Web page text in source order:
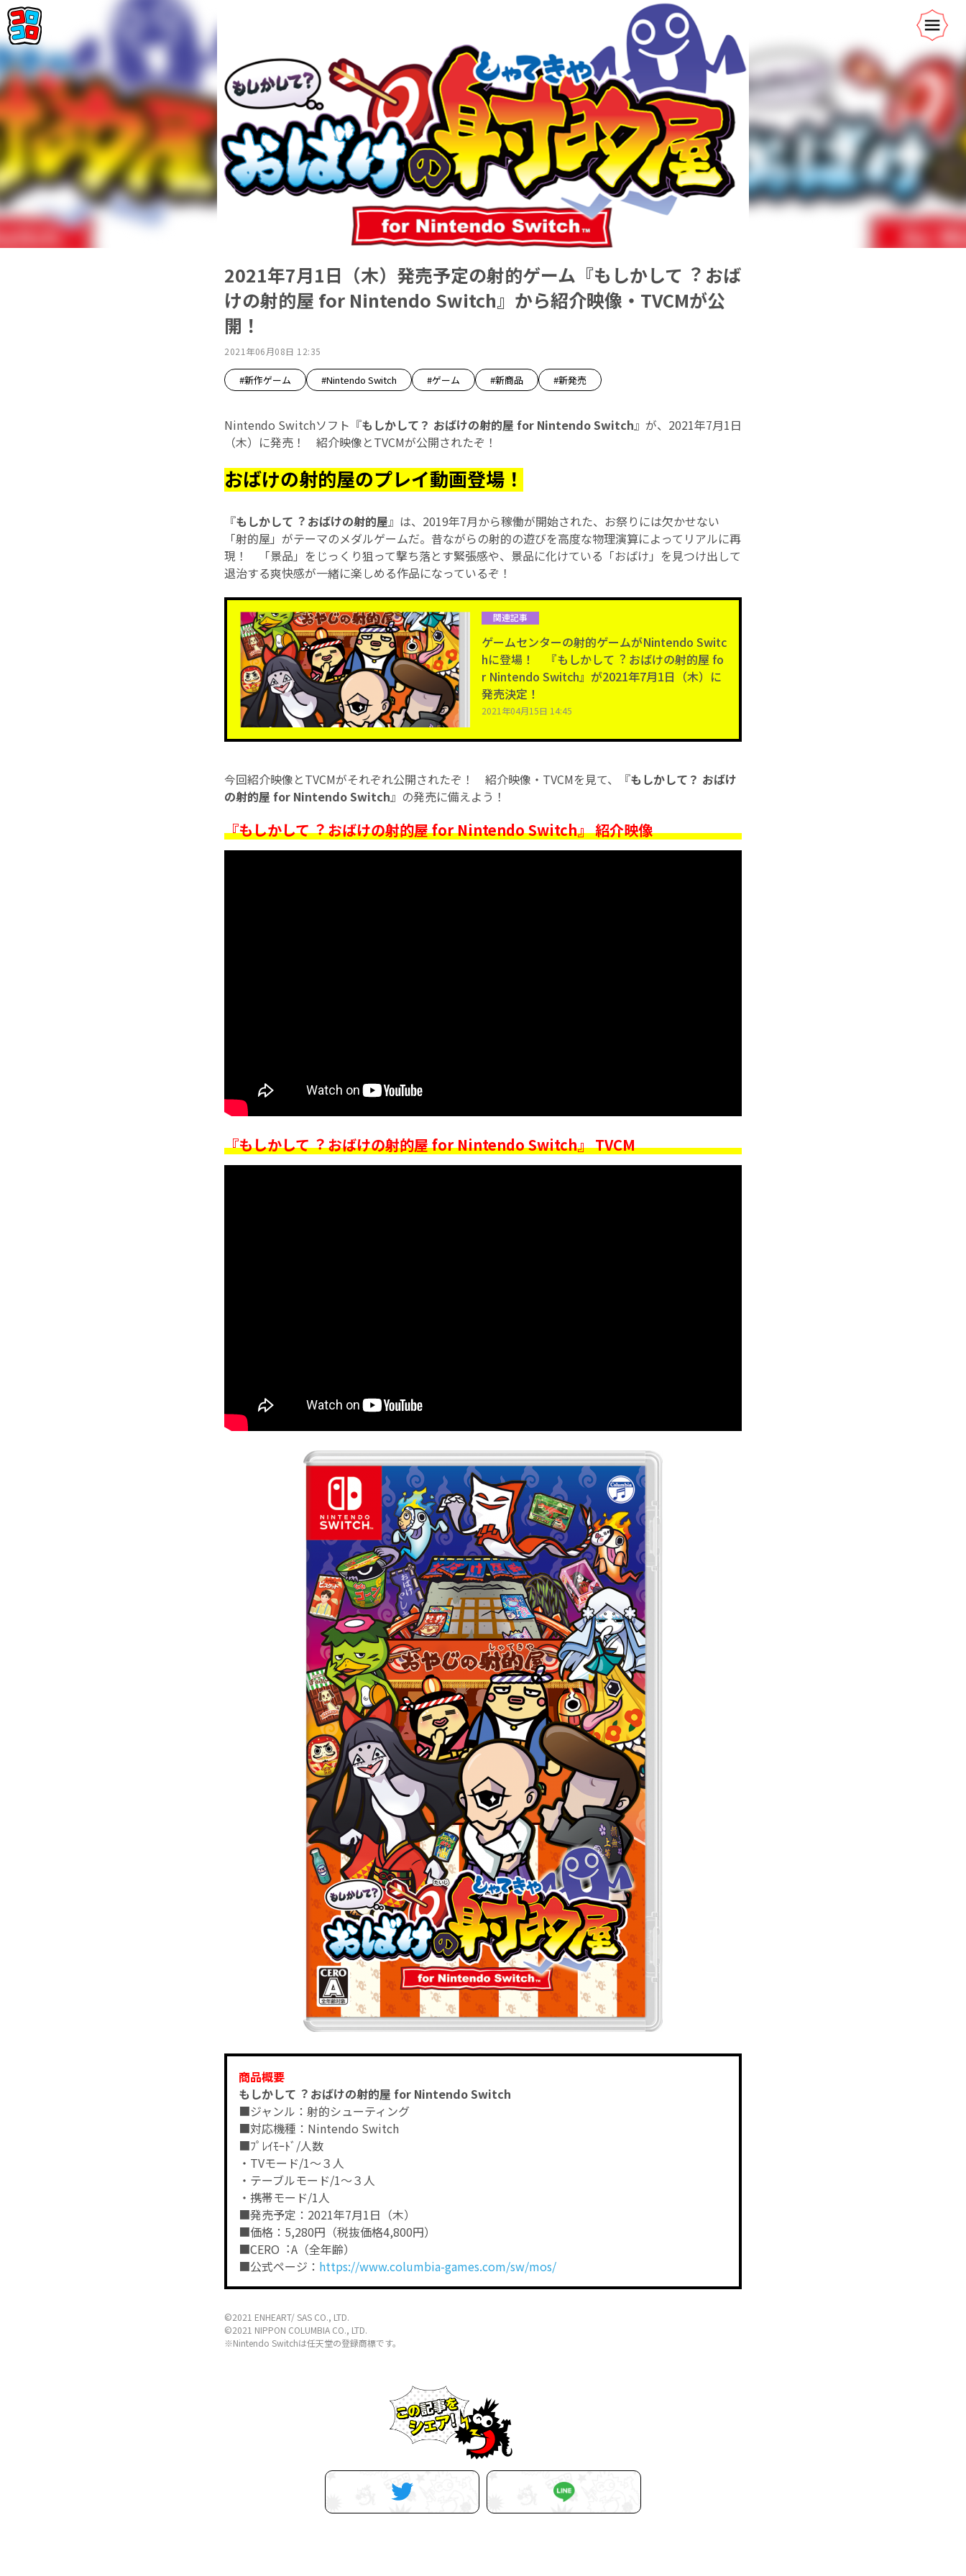
2021年7月1日（木）発売予定の射的ゲーム『もしかして︖ おば
けの射的屋 for Nintendo Switch』から紹介映像・TVCMが公
開！
2021年06月08日 12:35
#新作ゲーム #Nintendo Switch #ゲーム #新商品 #新発売
Nintendo Switchソフト『もしかして？ おばけの射的屋 for Nintendo Switch』が、2021年7月1日
（木）に発売！ 紹介映像とTVCMが公開されたぞ！
おばけの射的屋のプレイ動画登場！
『もしかして︖ おばけの射的屋』は、2019年7月から稼働が開始された、お祭りには欠かせない
「射的屋」がテーマのメダルゲームだ。昔ながらの射的の遊びを高度な物理演算によってリアルに再
現！ 「景品」をじっくり狙って撃ち落とす緊張感や、景品に化けている「おばけ」を見つけ出して
退治する爽快感が一緒に楽しめる作品になっているぞ！
関連記事
ゲームセンターの射的ゲームがNintendo Switc
hに登場！ 『もしかして︖ おばけの射的屋 fo
r Nintendo Switch』が2021年7月1日（木）に
発売決定！
2021年04月15日 14:45
今回紹介映像とTVCMがそれぞれ公開されたぞ！ 紹介映像・TVCMを見て、『もしかして？ おばけ
の射的屋 for Nintendo Switch』の発売に備えよう！
『もしかして︖ おばけの射的屋 for Nintendo Switch』 紹介映像
『もしかして︖ おばけの射的屋 for Nintendo Switch』 TVCM
商品概要
もしかして︖ おばけの射的屋 for Nintendo Switch
■ジャンル：射的シューティング
■対応機種：Nintendo Switch
■ﾌﾟﾚｲﾓｰﾄﾞ/人数
・TVモード/1～３人
・テーブルモード/1～３人
・携帯モード/1人
■発売予定：2021年7月1日（木）
■価格：5,280円（税抜価格4,800円）
■CERO︓A（全年齢）
■公式ページ： https://www.columbia-games.com/sw/mos/
©2021 ENHEART/ SAS CO., LTD.
©2021 NIPPON COLUMBIA CO., LTD.
※Nintendo Switchは任天堂の登録商標です。